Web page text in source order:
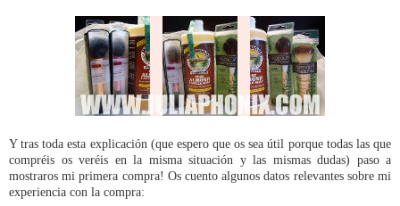
Y tras toda esta explicación (que espero que os sea útil porque todas las que
compréis os veréis en la misma situación y las mismas dudas) paso a
mostraros mi primera compra! Os cuento algunos datos relevantes sobre mi
experiencia con la compra: